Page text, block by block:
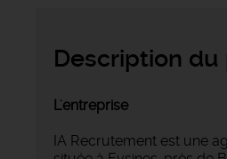
Description du
L'entreprise
IA Recrutement est une